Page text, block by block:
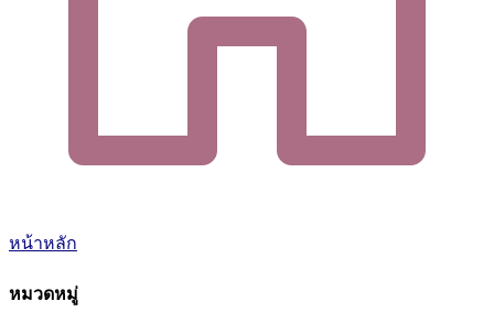
หน้าหลัก
หมวดหมู่